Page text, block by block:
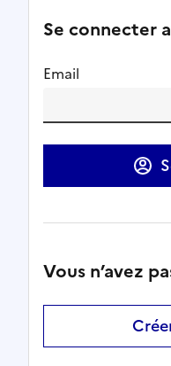
Se connecter
Email
Vous n’avez